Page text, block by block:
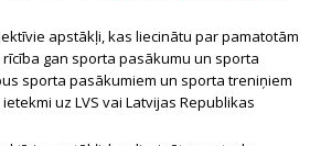
apstākļi, kas liecinātu par pamatotām
gan sporta pasākumu un sporta
sporta pasākumiem un sporta treniņiem
uz LVS vai Latvijas Republikas